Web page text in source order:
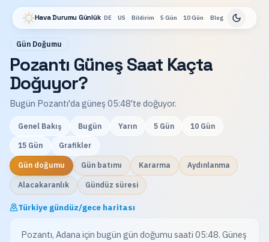
Hava Durumu Günlük DE US Bildirim 5 Gün 10 Gün Blog
Gün Doğumu
Pozantı Güneş Saat Kaçta
Doğuyor?
Bugün Pozantı'da güneş 05:48'te doğuyor.
Genel Bakış Bugün Yarın 5 Gün 10 Gün
15 Gün Grafikler
Gün doğumu Gün batımı Kararma Aydınlanma
Alacakaranlık Gündüz süresi
Türkiye gündüz/gece haritası
Pozantı, Adana için bugün gün doğumu saati 05:48. Güneş